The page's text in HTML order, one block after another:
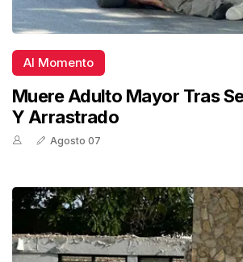
Al Momento
Muere Adulto Mayor Tras
Y Arrastrado
Agosto 07